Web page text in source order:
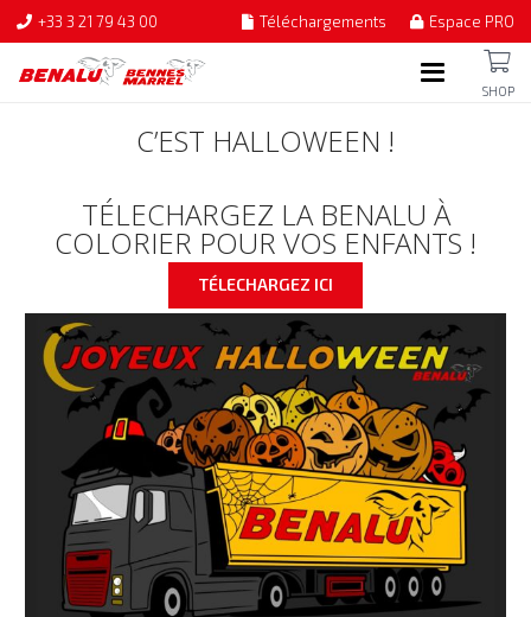
+33 3 21 79 43 00 Téléchargements Espace PRO
SHOP
C’EST HALLOWEEN !
TÉLECHARGEZ LA BENALU À
COLORIER POUR VOS ENFANTS !
TÉLECHARGEZ ICI